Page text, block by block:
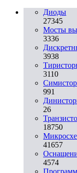
Диоды
27345
Мосты
3336
3938
3110
991
26
18750
41657
4574